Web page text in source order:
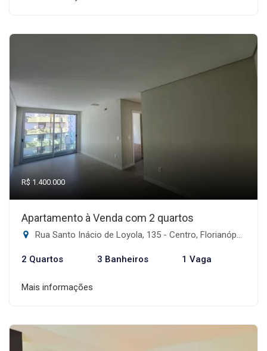
R$ 1.400.000
Apartamento à Venda com 2 quartos
Rua Santo Inácio de Loyola, 135 - Centro, Florianópolis-SC
2 Quartos 3 Banheiros 1 Vaga
Mais informações